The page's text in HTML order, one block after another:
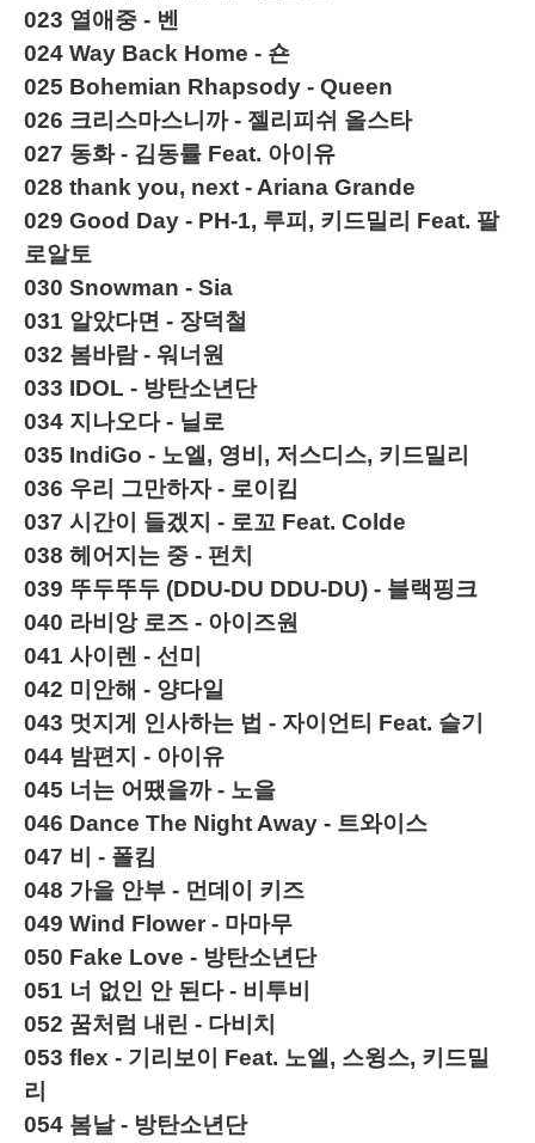
023 열애중 - 벤
024 Way Back Home - 숀
025 Bohemian Rhapsody - Queen
026 크리스마스니까 - 젤리피쉬 올스타
027 동화 - 김동률 Feat. 아이유
028 thank you, next - Ariana Grande
029 Good Day - PH-1, 루피, 키드밀리 Feat. 팔
로알토
030 Snowman - Sia
031 알았다면 - 장덕철
032 봄바람 - 워너원
033 IDOL - 방탄소년단
034 지나오다 - 닐로
035 IndiGo - 노엘, 영비, 저스디스, 키드밀리
036 우리 그만하자 - 로이킴
037 시간이 들겠지 - 로꼬 Feat. Colde
038 헤어지는 중 - 펀치
039 뚜두뚜두 (DDU-DU DDU-DU) - 블랙핑크
040 라비앙 로즈 - 아이즈원
041 사이렌 - 선미
042 미안해 - 양다일
043 멋지게 인사하는 법 - 자이언티 Feat. 슬기
044 밤편지 - 아이유
045 너는 어땠을까 - 노을
046 Dance The Night Away - 트와이스
047 비 - 폴킴
048 가을 안부 - 먼데이 키즈
049 Wind Flower - 마마무
050 Fake Love - 방탄소년단
051 너 없인 안 된다 - 비투비
052 꿈처럼 내린 - 다비치
053 flex - 기리보이 Feat. 노엘, 스윙스, 키드밀
리
054 봄날 - 방탄소년단